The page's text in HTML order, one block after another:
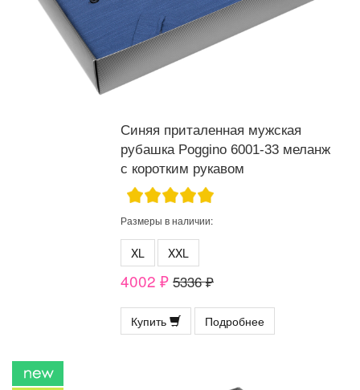
Синяя приталенная мужская
рубашка Poggino 6001-33 меланж
с коротким рукавом
Размеры в наличии:
XL XXL
4002 ₽ 5336 ₽
Купить Подробнее